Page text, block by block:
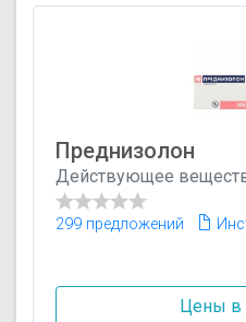
Преднизолон
Действующее
299 предложений
Цены в